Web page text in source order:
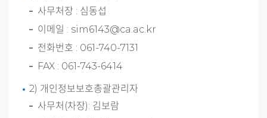
사무처장 : 심동섭
이메일 : sim6143@ca.ac.kr
전화번호 : 061-740-7131
FAX : 061-743-6414
2) 개인정보보호총괄관리자
사무처(차장): 김보람